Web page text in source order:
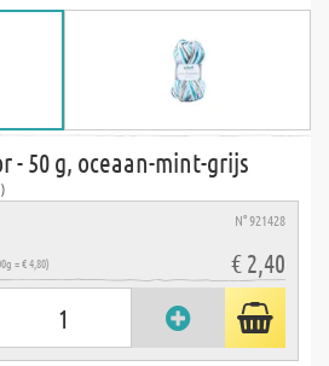
- 50 g, oceaan-mint-grijs
N° 921428
= € 4,80) € 2,40